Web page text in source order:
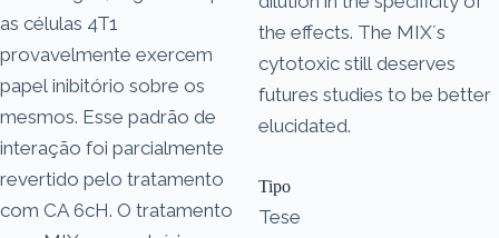
as células 4T1
provavelmente exercem
papel inibitório sobre os
mesmos. Esse padrão de
interação foi parcialmente
revertido pelo tratamento
com CA 6cH. O tratamento
the effects. The MIX´s
cytotoxic still deserves
futures studies to be better
elucidated.
Tipo
Tese